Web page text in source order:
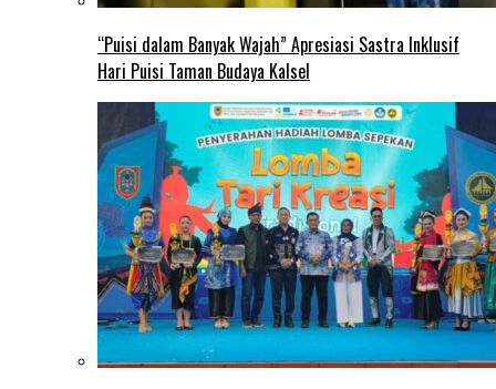
“Puisi dalam Banyak Wajah” Apresiasi Sastra Inklusif
Hari Puisi Taman Budaya Kalsel